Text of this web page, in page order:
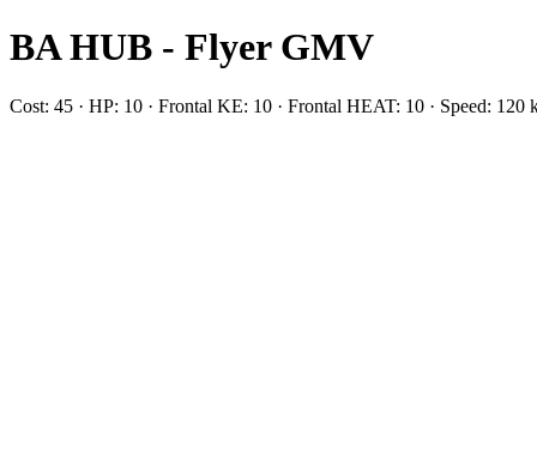
BA HUB - Flyer GMV
Cost: 45 · HP: 10 · Frontal KE: 10 · Frontal HEAT: 10 · Speed: